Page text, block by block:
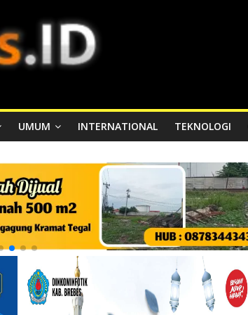
UMUM INTERNATIONAL TEKNOLOGI